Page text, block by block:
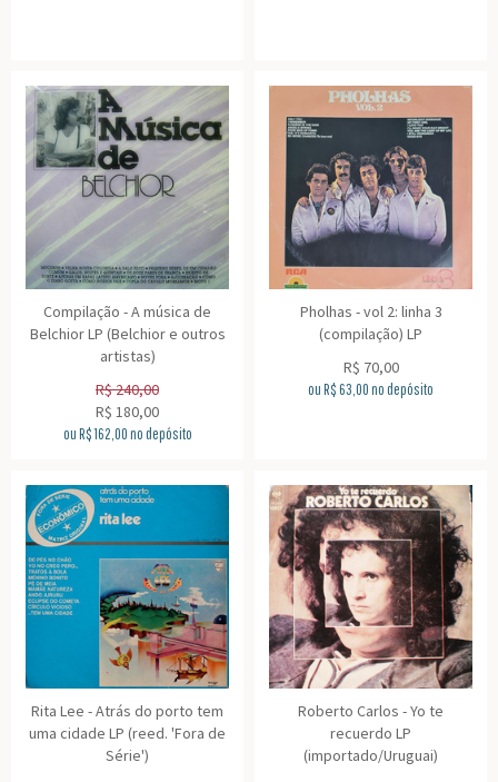
Compilação - A música de
Belchior LP (Belchior e outros
artistas)
R$240,00
R$ 180,00
ou R$162,00no depósito
Pholhas - vol 2: linha 3
(compilação) LP
R$ 70,00
ou R$63,00no depósito
Rita Lee - Atrás do porto tem
uma cidade LP (reed. 'Fora de
Série')
Roberto Carlos - Yo te
recuerdo LP
(importado/Uruguai)